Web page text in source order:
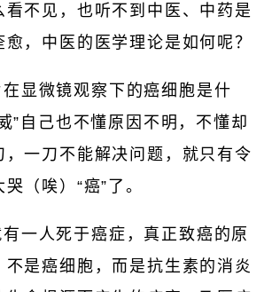
看不见，也听不到中医、中药是
，中医的医学理论是如何呢？
显微镜观察下的癌细胞是什
”自己也不懂原因不明，不懂却
，一刀不能解决问题，就只有令
（唉）“癌”了。
一人死于癌症，真正致癌的原
不是癌细胞，而是抗生素的消炎